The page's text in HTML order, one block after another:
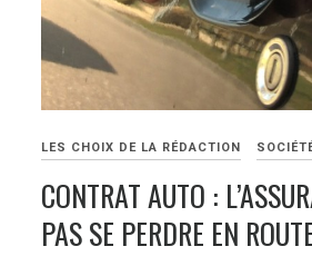
LES CHOIX DE LA RÉDACTION
CONTRAT AUTO :
PAS SE PERDRE EN